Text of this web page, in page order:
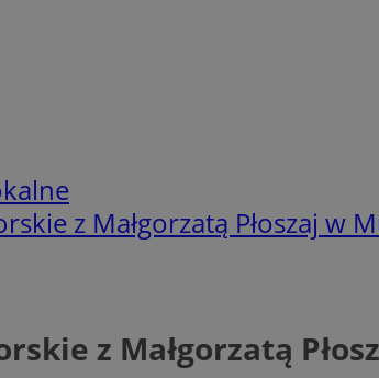
z Małgorzatą Płoszaj w
z Małgorzatą